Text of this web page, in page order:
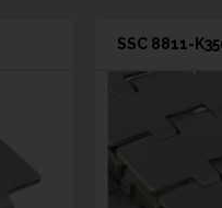
SSC 8811-